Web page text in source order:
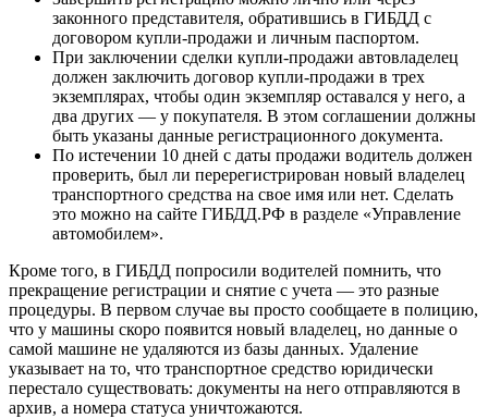
законного представителя, обратившись в ГИБДД с
договором купли-продажи и личным паспортом.
При заключении сделки купли-продажи автовладелец
должен заключить договор купли-продажи в трех
экземплярах, чтобы один экземпляр оставался у него, а
два других — у покупателя. В этом соглашении должны
быть указаны данные регистрационного документа.
По истечении 10 дней с даты продажи водитель должен
проверить, был ли перерегистрирован новый владелец
транспортного средства на свое имя или нет. Сделать
это можно на сайте ГИБДД.РФ в разделе «Управление
автомобилем».
Кроме того, в ГИБДД попросили водителей помнить, что
прекращение регистрации и снятие с учета — это разные
процедуры. В первом случае вы просто сообщаете в полицию,
что у машины скоро появится новый владелец, но данные о
самой машине не удаляются из базы данных. Удаление
указывает на то, что транспортное средство юридически
перестало существовать: документы на него отправляются в
архив, а номера статуса уничтожаются.